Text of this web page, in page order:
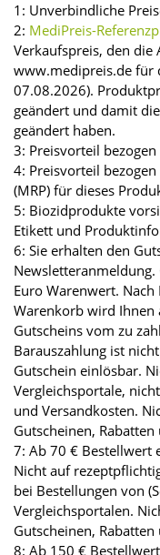
1: Unverbindliche
2: MediPreis-
Verkaufspreis, den die
www.medipreis.de für
07.08.2026).
geändert und damit
geändert haben.
3: Preisvorteil
4: Preisvorteil
(MRP) für dieses
5: Biozidprodukte
Etikett und
6: Sie erhalten den
Euro Warenwert. Nach
Warenkorb wird Ihnen
Gutscheins vom zu
Barauszahlung ist
Gutschein einlösbar.
Vergleichsportale,
und Versandkosten.
Gutscheinen,
7: Ab 70 € Bestellwert
Nicht auf
bei Bestellungen von
Vergleichsportalen.
Gutscheinen,
8: Ab 150 €